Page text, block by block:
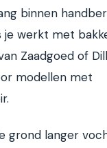
binnen
je werkt met
Zaadgoed of
modellen met
grond langer